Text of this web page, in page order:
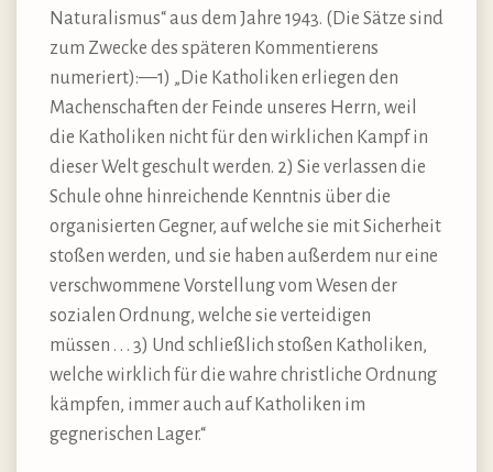
Naturalismus“ aus dem Jahre 1943. (Die Sätze sind
zum Zwecke des späteren Kommentierens
numeriert):—1) „Die Katholiken erliegen den
Machenschaften der Feinde unseres Herrn, weil
die Katholiken nicht für den wirklichen Kampf in
dieser Welt geschult werden. 2) Sie verlassen die
Schule ohne hinreichende Kenntnis über die
organisierten Gegner, auf welche sie mit Sicherheit
stoßen werden, und sie haben außerdem nur eine
verschwommene Vorstellung vom Wesen der
sozialen Ordnung, welche sie verteidigen
müssen . . . 3) Und schließlich stoßen Katholiken,
welche wirklich für die wahre christliche Ordnung
kämpfen, immer auch auf Katholiken im
gegnerischen Lager.“